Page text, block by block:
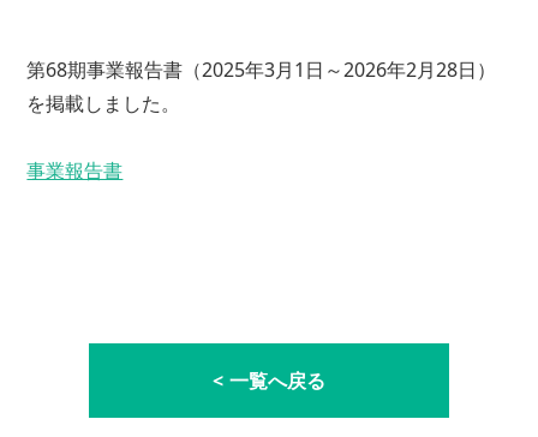
第68期事業報告書（2025年3月1日～2026年2月28日）
を掲載しました。
事業報告書
一覧へ戻る